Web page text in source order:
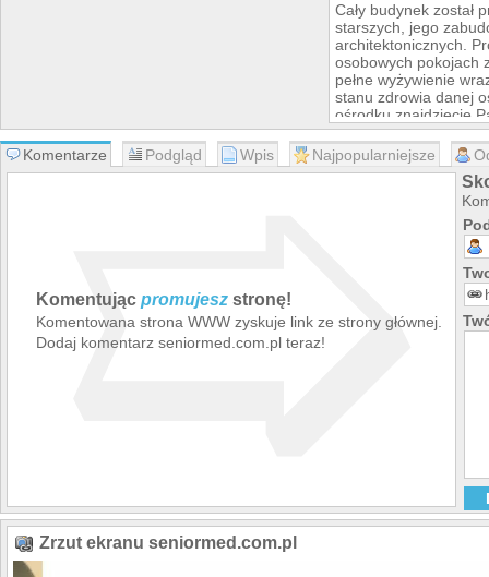
Cały budynek został
starszych, jego
architektonicznych.
osobowych pokojach
pełne wyżywienie
stanu zdrowia danej
ośrodku znajdziecie
Komentarze Podgląd Wpis Najpopularniejsze
Komentując promujesz stronę!
Komentowana strona WWW zyskuje link ze strony głównej.
Dodaj komentarz seniormed.com.pl teraz!
➯
Zrzut ekranu seniormed.com.pl